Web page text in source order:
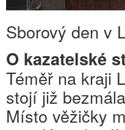
Sborový den v
O kazatelské
Téměř na kraji
stojí již
Místo věžičky